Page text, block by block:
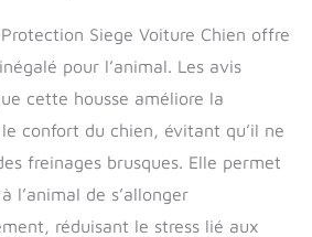
accidentellement
fait pipi sur la
voiture, maman l'a
immédiatement
chiffon, de sorte
que papa et maman
n'ont pas besoin de
Siege Voiture Chien offre
pour l’animal. Les avis
cette housse améliore la
confort du chien, évitant qu’il ne
freinages brusques. Elle permet
l’animal de s’allonger
réduisant le stress lié aux